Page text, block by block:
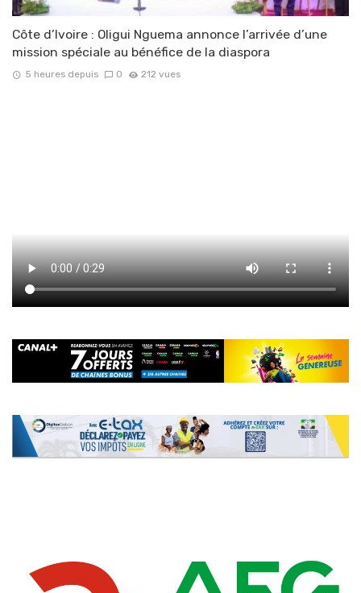
Côte d’Ivoire : Oligui Nguema annonce l’arrivée d’une
mission spéciale au bénéfice de la diaspora
5 heures depuis 0 212 vues